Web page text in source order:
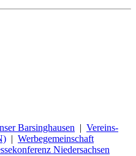
Barsinghausen | Vereins-
| Werbegemeinschaft
Niedersachsen